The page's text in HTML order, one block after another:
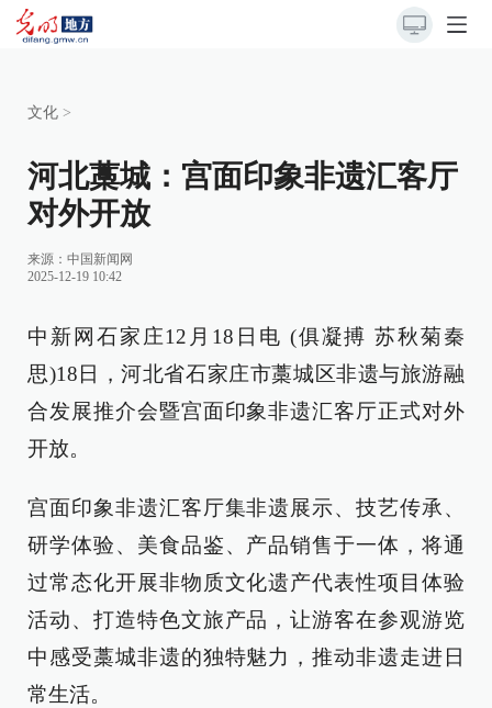
文化 >
河北藁城：宫面印象非遗汇客厅
对外开放
来源： 中国新闻网
2025-12-19 10:42
中新网石家庄12月18日电 (俱凝搏 苏秋菊秦
思)18日，河北省石家庄市藁城区非遗与旅游融
合发展推介会暨宫面印象非遗汇客厅正式对外
开放。
宫面印象非遗汇客厅集非遗展示、技艺传承、
研学体验、美食品鉴、产品销售于一体，将通
过常态化开展非物质文化遗产代表性项目体验
活动、打造特色文旅产品，让游客在参观游览
中感受藁城非遗的独特魅力，推动非遗走进日
常生活。